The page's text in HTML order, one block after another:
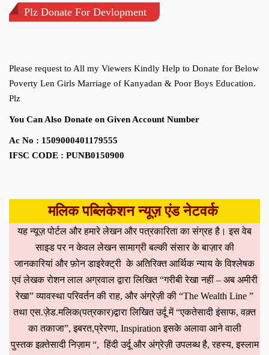
Plz Donate For Devlopment
Please request to All my Viewers Kindly Help to Donate for Below
Poverty Len Girls Marriage of Kanyadan & Poor Boys Education.
Plz
You Can Also Donate on Given Account Number
Ac No : 1509000401179555
IFSC CODE : PUNB0150900
मलिक पब्लिकेशन न्यूज़ एंड नेटवर्क
यह न्यूज़ पोर्टल और हमारे लेखन और पत्रकारिता का संग्रह है। इस वेब
साइड पर न केवल लेखन सामाग्री बल्की संसार के बाज़ार की
जानकारियां और फ़ोन डाइरेक्ट्री के अतिरिक्त आर्थिक न्याय के विश्लेषक
एवं लेखक रोशन लाल अग्रवाल द्वारा लिखित “गरीबी रेखा नहीं – अब अमीरी
रेखा” व्यावस्था परिवर्तन की राह, और अंग्रेज़ी की “The Wealth Line ”
तथा एस.ज़ेड.मलिक(पत्रकार)द्वारा लिखित उर्दू में “एकतेसादी इंसाफ, वक़्त
का तकाजा”, इबरत,प्रेरणा, Inspiration इसके अलावा आने वाली
पुस्तक इक़्तेसादी निज़ाम “, हिंदी उर्दू और अंग्रेज़ी उपलब्ध है, रहस्य, इस्लाम